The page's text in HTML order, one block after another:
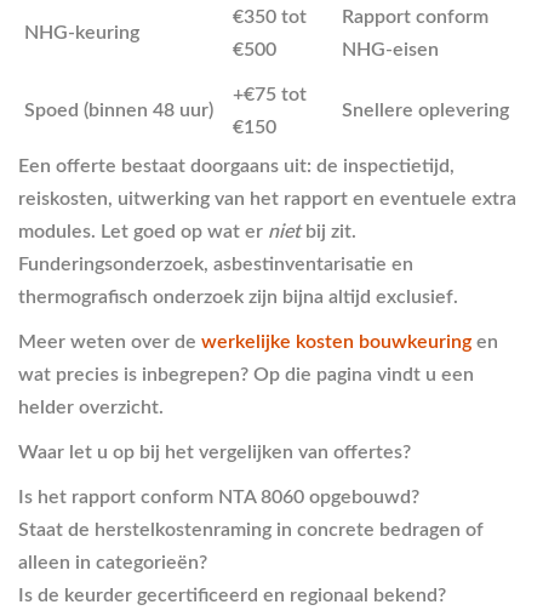
NHG-keuring
€350 tot
€500
Rapport conform
NHG-eisen
Spoed (binnen 48 uur)
+€75 tot
€150
Snellere oplevering
Een offerte bestaat doorgaans uit: de inspectietijd,
reiskosten, uitwerking van het rapport en eventuele extra
modules. Let goed op wat er nietbij zit.
Funderingsonderzoek, asbestinventarisatie en
thermografisch onderzoek zijn bijna altijd exclusief.
Meer weten over de werkelijke kosten bouwkeuring en
wat precies is inbegrepen? Op die pagina vindt u een
helder overzicht.
Waar let u op bij het vergelijken van offertes?
Is het rapport conform NTA 8060 opgebouwd?
Staat de herstelkostenraming in concrete bedragen of
alleen in categorieën?
Is de keurder gecertificeerd en regionaal bekend?